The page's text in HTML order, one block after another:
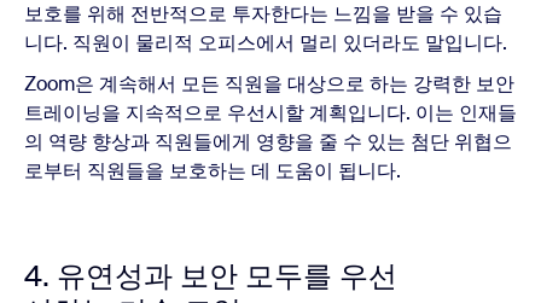
보호를 위해 전반적으로 투자한다는 느낌을 받을 수 있습
니다. 직원이 물리적 오피스에서 멀리 있더라도 말입니다.
Zoom은 계속해서 모든 직원을 대상으로 하는 강력한 보안
트레이닝을 지속적으로 우선시할 계획입니다. 이는 인재들
의 역량 향상과 직원들에게 영향을 줄 수 있는 첨단 위협으
로부터 직원들을 보호하는 데 도움이 됩니다.
4. 유연성과 보안 모두를 우선